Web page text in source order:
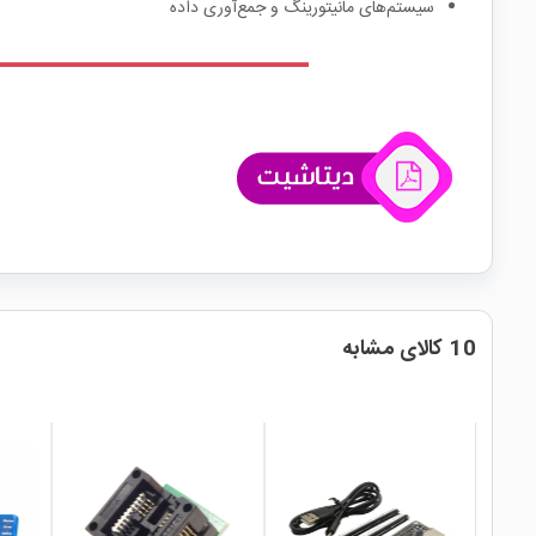
سیستم‌های مانیتورینگ و جمع‌آوری داده
10 کالای مشابه